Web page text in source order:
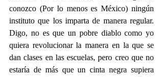
conozco (Por lo menos es México) ningún
instituto que los imparta de manera regular.
Digo, no es que un pobre diablo como yo
quiera revolucionar la manera en la que se
dan clases en las escuelas, pero creo que no
estaría de más que un cinta negra supiera